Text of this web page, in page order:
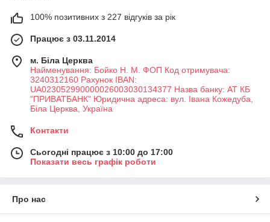
100% позитивних з 227 відгуків за рік
Працює з 03.11.2014
м. Біла Церква
Найменування: Бойко Н. М. ФОП Код отримувача:
3240312160 Рахунок IBAN:
UA023052990000026003030134377 Назва банку: АТ КБ
"ПРИВАТБАНК" Юридична адреса: вул. Івана Кожедуба,
Біла Церква, Україна
Контакти
Сьогодні працює з 10:00 до 17:00
Показати весь графік роботи
Про нас